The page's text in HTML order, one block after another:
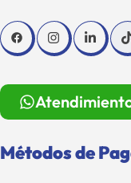
Métodos de